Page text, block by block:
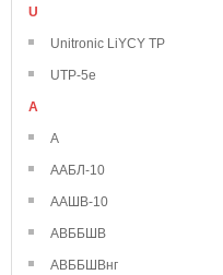
U
Unitronic LiYCY TP
UTP-5e
А
А
ААБЛ-10
ААШВ-10
АВББШВ
АВББШВнг